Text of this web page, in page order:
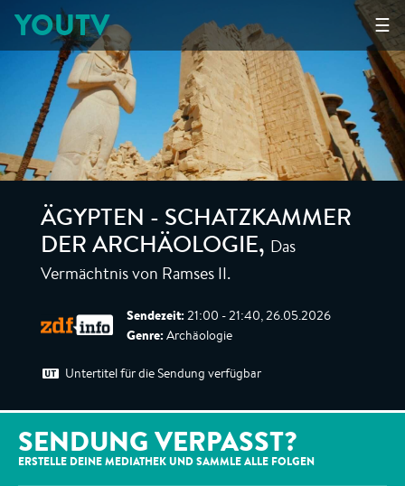
☰
YOUTV
ÄGYPTEN - SCHATZKAMMER
DER ARCHÄOLOGIE, Das
Vermächtnis von Ramses II.
Sendezeit: 21:00 - 21:40, 26.05.2026
Genre: Archäologie
Untertitel für die Sendung verfügbar
SENDUNG VERPASST?
ERSTELLE DEINE MEDIATHEK UND SAMMLE ALLE FOLGEN